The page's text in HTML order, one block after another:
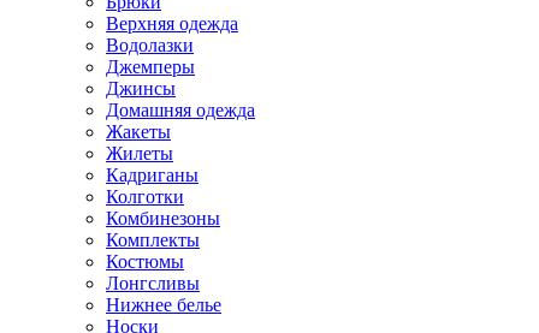
Верхняя одежда
Водолазки
Джемперы
Джинсы
Домашняя одежда
Жакеты
Жилеты
Кадриганы
Колготки
Комбинезоны
Комплекты
Костюмы
Лонгсливы
Нижнее белье
Носки